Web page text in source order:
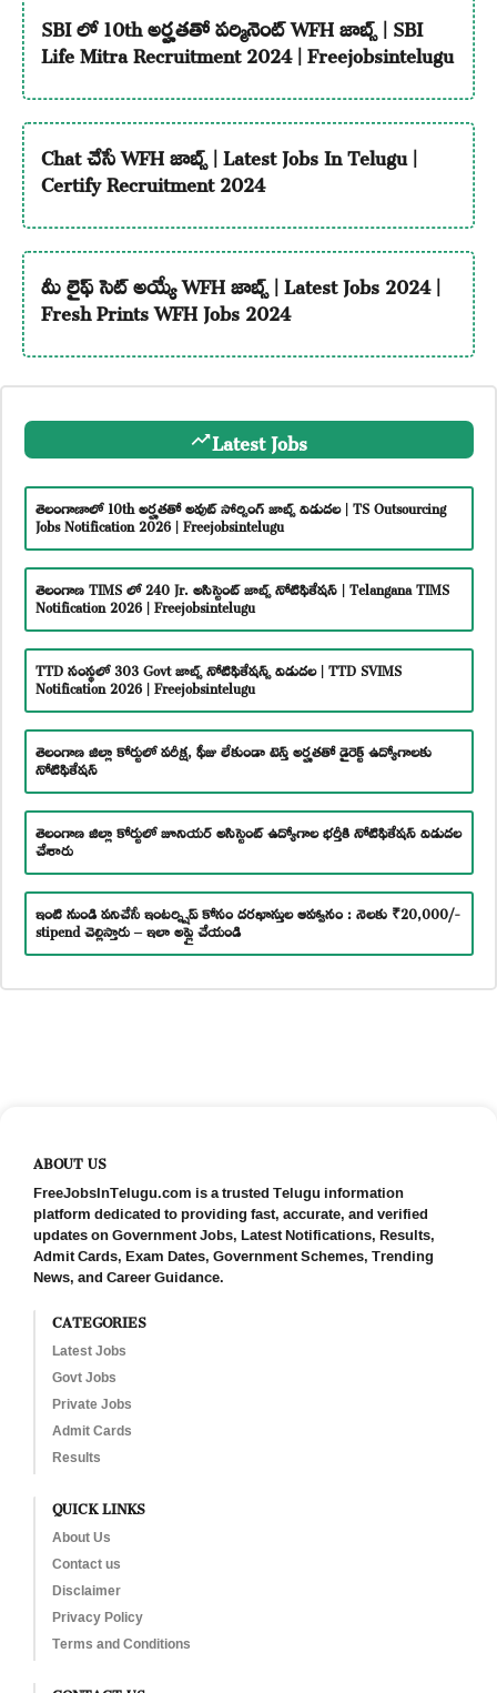
SBI లో 10th అర్హతతో పర్మినెంట్ WFH జాబ్స్ | SBI
Life Mitra Recruitment 2024 | Freejobsintelugu
Chat చేసే WFH జాబ్స్ | Latest Jobs In Telugu |
Certify Recruitment 2024
మీ లైఫ్ సెట్ అయ్యే WFH జాబ్స్ | Latest Jobs 2024 |
Fresh Prints WFH Jobs 2024
Latest Jobs
తెలంగాణాలో 10th అర్హతతో అవుట్ సోర్సింగ్ జాబ్స్ విడుదల | TS Outsourcing
Jobs Notification 2026 | Freejobsintelugu
తెలంగాణ TIMS లో 240 Jr. అసిస్టెంట్ జాబ్స్ నోటిఫికేషన్ | Telangana TIMS
Notification 2026 | Freejobsintelugu
TTD సంస్థలో 303 Govt జాబ్స్ నోటిఫికేషన్స్ విడుదల | TTD SVIMS
Notification 2026 | Freejobsintelugu
తెలంగాణ జిల్లా కోర్టులో పరీక్ష, ఫీజు లేకుండా టెన్త్ అర్హతతో డైరెక్ట్ ఉద్యోగాలకు
నోటిఫికేషన్
తెలంగాణ జిల్లా కోర్టులో జూనియర్ అసిస్టెంట్ ఉద్యోగాల భర్తీకి నోటిఫికేషన్ విడుదల
చేశారు
ఇంటి నుండి పనిచేసే ఇంటర్న్షిప్ కోసం దరఖాస్తుల ఆహ్వానం : నెలకు ₹20,000/-
stipend చెల్లిస్తారు – ఇలా అప్లై చేయండి
ABOUT US
FreeJobsInTelugu.com is a trusted Telugu information
platform dedicated to providing fast, accurate, and verified
updates on Government Jobs, Latest Notifications, Results,
Admit Cards, Exam Dates, Government Schemes, Trending
News, and Career Guidance.
CATEGORIES
Latest Jobs
Govt Jobs
Private Jobs
Admit Cards
Results
QUICK LINKS
About Us
Contact us
Disclaimer
Privacy Policy
Terms and Conditions